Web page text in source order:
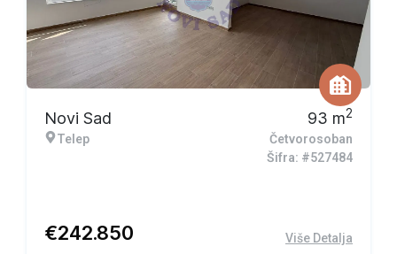
Novi Sad
Telep
93 m2
Četvorosoban
Šifra: #527484
€242.850 Više Detalja